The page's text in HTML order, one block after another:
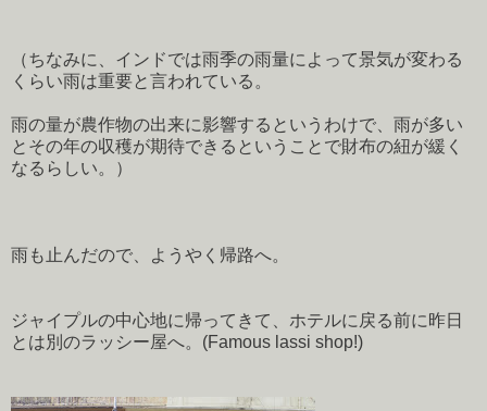
（ちなみに、インドでは雨季の雨量によって景気が変わる
くらい雨は重要と言われている。
雨の量が農作物の出来に影響するというわけで、雨が多い
とその年の収穫が期待できるということで財布の紐が緩く
なるらしい。）
雨も止んだので、ようやく帰路へ。
ジャイプルの中心地に帰ってきて、ホテルに戻る前に昨日
とは別のラッシー屋へ。(Famous lassi shop!)